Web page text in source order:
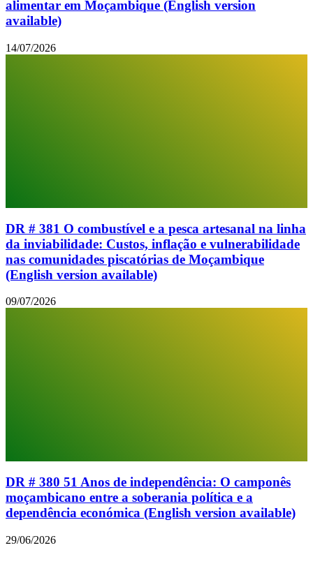
alimentar em Moçambique (English version
available)
14/07/2026
DR # 381 O combustível e a pesca artesanal na linha
da inviabilidade: Custos, inflação e vulnerabilidade
nas comunidades piscatórias de Moçambique
(English version available)
09/07/2026
DR # 380 51 Anos de independência: O camponês
moçambicano entre a soberania política e a
dependência económica (English version available)
29/06/2026